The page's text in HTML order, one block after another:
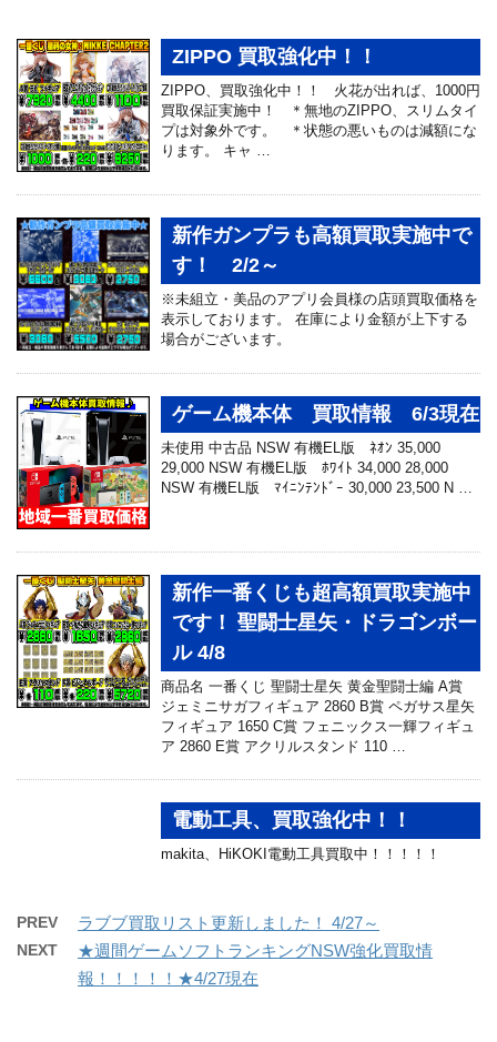
ZIPPO 買取強化中！！
ZIPPO、買取強化中！！ 火花が出れば、1000円
買取保証実施中！ ＊無地のZIPPO、スリムタイ
プは対象外です。 ＊状態の悪いものは減額にな
ります。 キャ …
新作ガンプラも高額買取実施中で
す！ 2/2～
※未組立・美品のアプリ会員様の店頭買取価格を
表示しております。 在庫により金額が上下する
場合がございます。
ゲーム機本体 買取情報 6/3現在
未使用 中古品 NSW 有機EL版 ﾈｵﾝ 35,000
29,000 NSW 有機EL版 ﾎﾜｲﾄ 34,000 28,000
NSW 有機EL版 ﾏｲﾆﾝﾃﾝﾄﾞｰ 30,000 23,500 N …
新作一番くじも超高額買取実施中
です！ 聖闘士星矢・ドラゴンボー
ル 4/8
商品名 一番くじ 聖闘士星矢 黄金聖闘士編 A賞
ジェミニサガフィギュア 2860 B賞 ペガサス星矢
フィギュア 1650 C賞 フェニックス一輝フィギュ
ア 2860 E賞 アクリルスタンド 110 …
電動工具、買取強化中！！
makita、HiKOKI電動工具買取中！！！！！
PREV ラブブ買取リスト更新しました！ 4/27～
NEXT
★週間ゲームソフトランキングNSW強化買取情
報！！！！！★4/27現在